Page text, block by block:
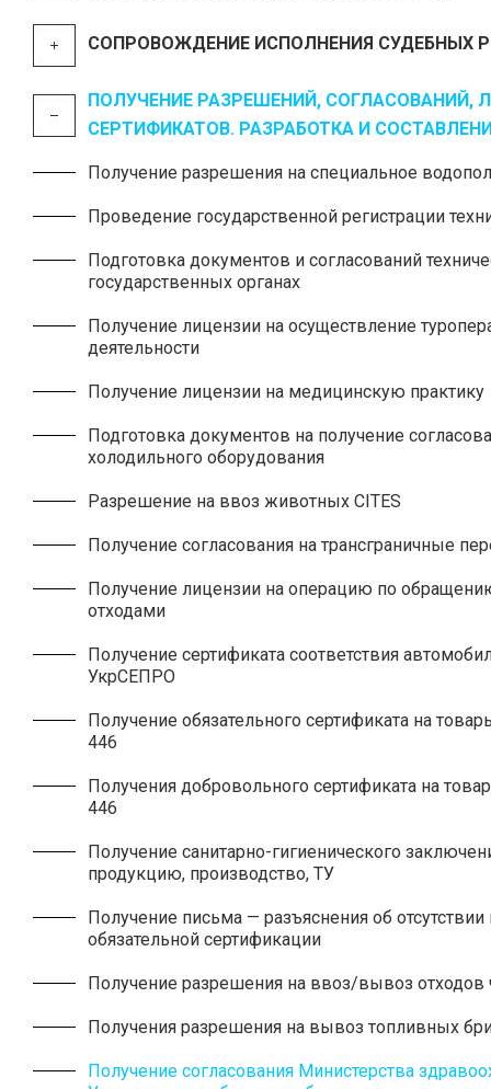
СОПРОВОЖДЕНИЕ ИСПОЛНЕНИЯ СУДЕБНЫХ
ПОЛУЧЕНИЕ РАЗРЕШЕНИЙ, СОГЛАСОВАНИЙ,
СЕРТИФИКАТОВ. РАЗРАБОТКА И
Получение разрешения на специальное
Проведение государственной регистрации
Подготовка документов и согласований
государственных органах
Получение лицензии на осуществление
деятельности
Получение лицензии на медицинскую практику
Подготовка документов на получение
холодильного оборудования
Разрешение на ввоз животных CITES
Получение согласования на трансграничные
Получение лицензии на операцию по
отходами
Получение сертификата соответствия
УкрСЕПРО
Получение обязательного сертификата на
446
Получения добровольного сертификата на
446
Получение санитарно-гигиенического
продукцию, производство, ТУ
Получение письма — разъяснения об
обязательной сертификации
Получение разрешения на ввоз/вывоз отходов
Получения разрешения на вывоз топливных
Получение согласования Министерства